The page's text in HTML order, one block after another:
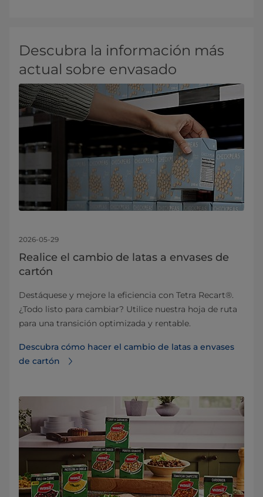
Descubra la información más
actual sobre envasado
2026-05-29
Realice el cambio de latas a envases de
cartón
Destáquese y mejore la eficiencia con Tetra Recart®.
¿Todo listo para cambiar? Utilice nuestra hoja de ruta
para una transición optimizada y rentable.
Descubra cómo hacer el cambio de latas a envases
de cartón